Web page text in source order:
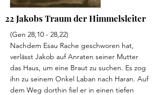
(Gen 28,10 - 28,22)
Nachdem Esau Rache geschworen hat,
verlässt Jakob auf Anraten seiner Mutter
das Haus, um eine Braut zu suchen. Es zog
ihn zu seinem Onkel Laban nach Haran. Auf
dem Weg dorthin fiel er in einen tiefen
22 Jakobs Traum der Himmelsleiter